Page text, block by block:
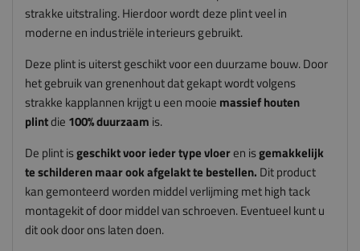
strakke uitstraling. Hierdoor wordt deze plint veel in
moderne en industriële interieurs gebruikt.
Deze plint is uiterst geschikt voor een duurzame bouw. Door
het gebruik van grenenhout dat gekapt wordt volgens
strakke kapplannen krijgt u een mooie massief houten
plintdie 100% duurzaam is.
De plint isgeschikt voor ieder type vloeren isgemakkelijk
te schilderen maar ook afgelakt te bestellen. Dit product
kan gemonteerd worden middel verlijming met high tack
montagekit of door middel van schroeven. Eventueel kunt u
dit ook door ons laten doen.